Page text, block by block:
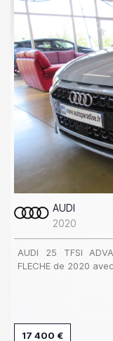
AUDI
2020
AUDI 25 TFSI
FLECHE de 2020
17 400 €